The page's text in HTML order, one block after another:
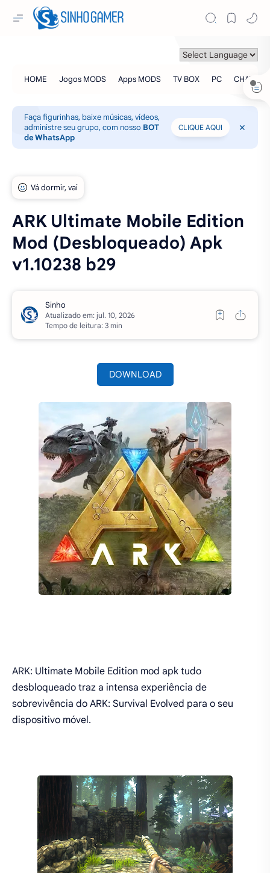
Faça figurinhas, baixe músicas, vídeos,
administre seu grupo, com nosso BOT
de WhatsApp
CLIQUE AQUI
ARK Ultimate Mobile Edition
Mod (Desbloqueado) Apk
v1.10238 b29
Atualizado em:
Tempo de leitura: 3 min
DOWNLOAD
ARK: Ultimate Mobile Edition mod apk tudo
desbloqueado traz a intensa experiência de
sobrevivência do ARK: Survival Evolved para o seu
dispositivo móvel.